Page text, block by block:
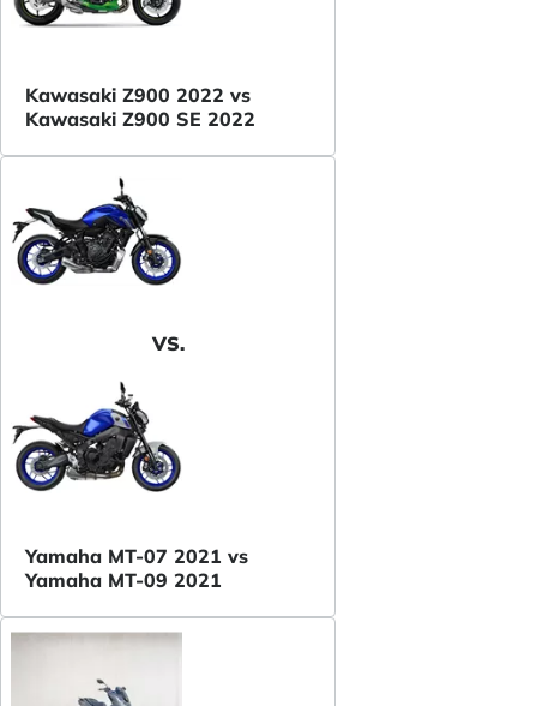
Kawasaki Z900 2022 vs
Kawasaki Z900 SE 2022
VS.
Yamaha MT-07 2021 vs
Yamaha MT-09 2021